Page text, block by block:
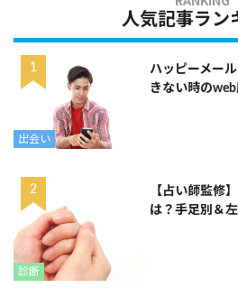
人気記事ラン
出会い
ハッピーメー
きない時の
診断
【占い師監修
は？手足別＆